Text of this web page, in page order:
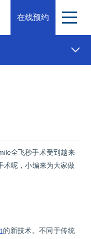
在线预约
全飞秒手术受到越来
术呢，小编来为大家做
的新技术。不同于传统